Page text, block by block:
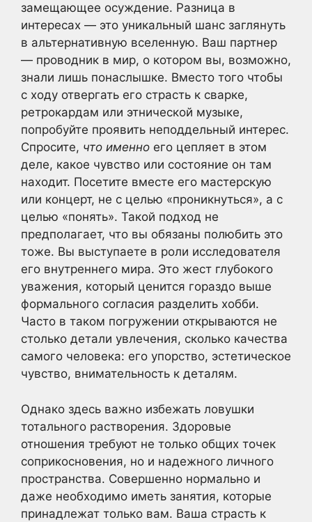
замещающее осуждение. Разница в
интересах — это уникальный шанс заглянуть
в альтернативную вселенную. Ваш партнер
— проводник в мир, о котором вы, возможно,
знали лишь понаслышке. Вместо того чтобы
с ходу отвергать его страсть к сварке,
ретрокардам или этнической музыке,
попробуйте проявить неподдельный интерес.
Спросите, что именно его цепляет в этом
деле, какое чувство или состояние он там
находит. Посетите вместе его мастерскую
или концерт, не с целью «проникнуться», а с
целью «понять». Такой подход не
предполагает, что вы обязаны полюбить это
тоже. Вы выступаете в роли исследователя
его внутреннего мира. Это жест глубокого
уважения, который ценится гораздо выше
формального согласия разделить хобби.
Часто в таком погружении открываются не
столько детали увлечения, сколько качества
самого человека: его упорство, эстетическое
чувство, внимательность к деталям.
Однако здесь важно избежать ловушки
тотального растворения. Здоровые
отношения требуют не только общих точек
соприкосновения, но и надежного личного
пространства. Совершенно нормально и
даже необходимо иметь занятия, которые
принадлежат только вам. Ваша страсть к